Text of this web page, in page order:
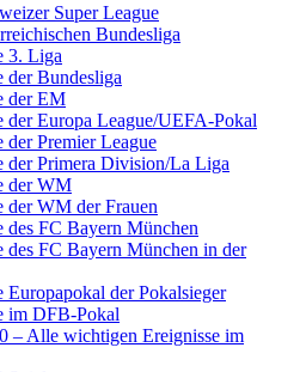
Super League
Bundesliga
3. Liga
der Bundesliga
der EM
der Europa League/UEFA-Pokal
der Premier League
der Primera Division/La Liga
der WM
der WM der Frauen
des FC Bayern München
des FC Bayern München in der
Europapokal der Pokalsieger
im DFB-Pokal
– Alle wichtigen Ereignisse im